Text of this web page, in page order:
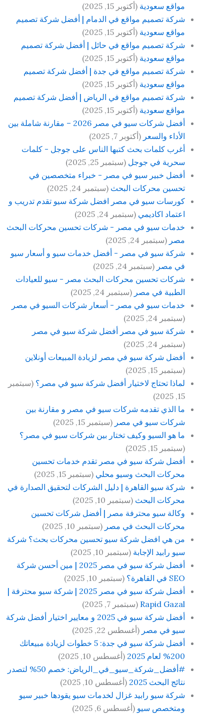
مواقع سعودية (أكتوبر 15, 2025)
شركة تصميم مواقع في الدمام | أفضل شركة تصميم
مواقع سعودية (أكتوبر 15, 2025)
شركة تصميم مواقع في حائل | أفضل شركة تصميم
مواقع سعودية (أكتوبر 15, 2025)
شركة تصميم مواقع في جدة | أفضل شركة تصميم
مواقع سعودية (أكتوبر 15, 2025)
شركة تصميم مواقع في الرياض | أفضل شركة تصميم
مواقع سعودية (أكتوبر 15, 2025)
أفضل شركات سيو في مصر 2026 – مقارنة شاملة بين
الأداء والسعر (أكتوبر 7, 2025)
أغرب كلمات بحث كتبها الناس على جوجل - كلمات
سحرية في جوجل (سبتمبر 25, 2025)
أفضل خبير سيو في مصر - خبراء متخصصين في
تحسين محركات البحث (سبتمبر 24, 2025)
كورسات سيو في مصر افضل شركة سيو تقدم تدريب و
اعتماد اكاديمي (سبتمبر 24, 2025)
خدمات سيو في مصر - شركات تحسين محركات البحث
مصر (سبتمبر 24, 2025)
شركة سيو في مصر - أفضل خدمات سيو و أسعار سيو
في مصر (سبتمبر 24, 2025)
شركات تحسين محركات البحث مصر - سيو للعيادات
الطبية في مصر (سبتمبر 24, 2025)
خدمات سيو في مصر - أسعار شركات السيو في مصر
(سبتمبر 24, 2025)
شركة سيو في مصر أفضل شركة سيو في مصر
(سبتمبر 24, 2025)
أفضل شركة سيو في مصر لزيادة المبيعات أونلاين
(سبتمبر 15, 2025)
لماذا تحتاج لاختيار أفضل شركة سيو في مصر؟ (سبتمبر
15, 2025)
ما الذي تقدمه شركات سيو في مصر و مقارنة بين
شركات سيو في مصر (سبتمبر 15, 2025)
ما هو السيو وكيف تختار بين شركات سيو في مصر؟
(سبتمبر 15, 2025)
أفضل شركة سيو في مصر تقدم خدمات تحسين
محركات البحث وسيو محلي (سبتمبر 15, 2025)
شركة سيو القاهرة | دليل الشركات لتحقيق الصدارة في
محركات البحث (سبتمبر 10, 2025)
وكالة سيو محترفة مصر | أفضل شركات تحسين
محركات البحث في مصر (سبتمبر 10, 2025)
من هي افضل شركة سيو تحسين محركات بحث؟ شركة
سيو رابيد الإجابة (سبتمبر 10, 2025)
أفضل شركة سيو في مصر 2025 | مين أحسن شركة
SEO في القاهرة؟
(سبتمبر 10, 2025)
أفضل شركة سيو في مصر 2025 | شركة سيو محترفة |
Rapid Gazal (سبتمبر 7, 2025)
أفضل شركة سيو في 2025 و معايير اختيار أفضل شركة
سيو في مصر (أغسطس 22, 2025)
أفضل شركة سيو في جدة: 5 خطوات لزيادة مبيعاتك
200% لعام 2025
(أغسطس 10, 2025)
#أفضل_شركة_سيو_في_الرياض: خصم 50% لتصدر
نتائج البحث 2025
(أغسطس 10, 2025)
شركة سيو رابيد غزال لخدمات سيو يقودها خبير سيو
ومتخصص سيو (أغسطس 6, 2025)